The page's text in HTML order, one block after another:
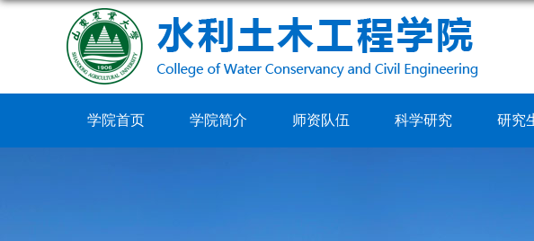
学院首页 学院简介 师资队伍 科学研究 研究